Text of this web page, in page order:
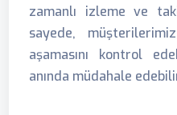
zamanlı izleme ve
sayede,
aşamasını kontrol
anında müdahale